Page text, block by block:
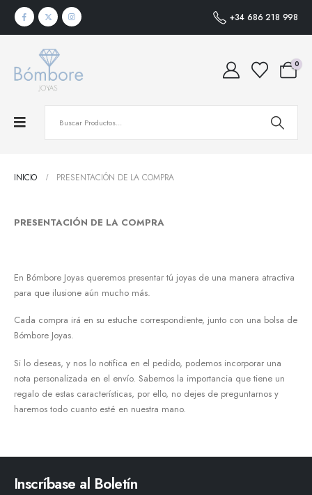
+34 686 218 998
0
INICIO PRESENTACIÓN DE LA COMPRA
PRESENTACIÓN DE LA COMPRA
En Bómbore Joyas queremos presentar tú joyas de una manera atractiva
para que ilusione aún mucho más.
Cada compra irá en su estuche correspondiente, junto con una bolsa de
Bómbore Joyas.
Si lo deseas, y nos lo notifica en el pedido, podemos incorporar una
nota personalizada en el envío. Sabemos la importancia que tiene un
regalo de estas características, por ello, no dejes de preguntarnos y
haremos todo cuanto esté en nuestra mano.
Inscríbase al Boletín